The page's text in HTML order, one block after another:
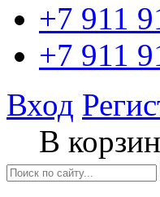
+7 911
+7 911
Вход
В